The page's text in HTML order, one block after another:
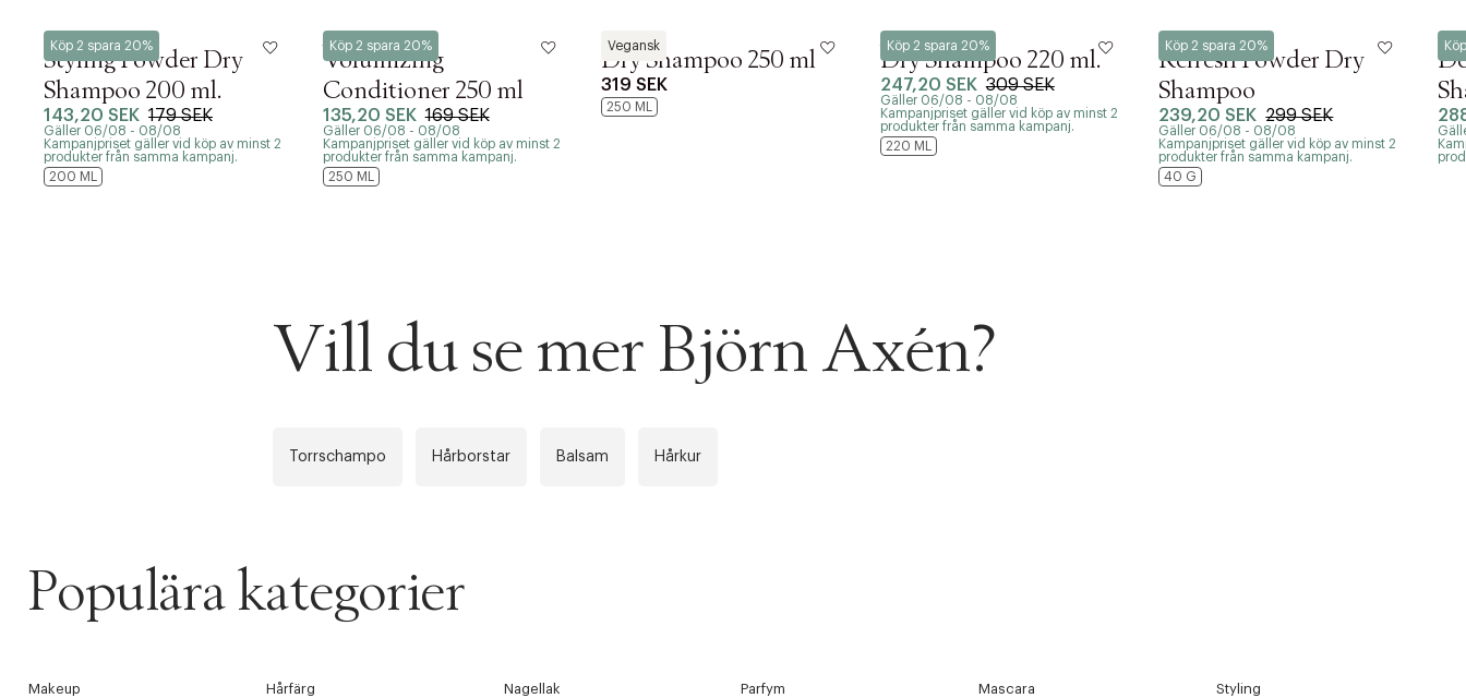
Köp 2 spara 20%
Björn Axén
Styling Powder Dry
Shampoo 200 ml.
143,20 SEK 179 SEK
Gäller 06/08 - 08/08
Kampanjpriset gäller vid köp av minst 2
produkter från samma kampanj.
200 ML
Köp 2 spara 20%
Björn Axén
Volumizing
Conditioner 250 ml
135,20 SEK 169 SEK
Gäller 06/08 - 08/08
Kampanjpriset gäller vid köp av minst 2
produkter från samma kampanj.
250 ML
Vegansk
Maria Nila
Dry Shampoo 250 ml
319 SEK
250 ML
Köp 2 spara 20%
GB by Gun-Britt
Dry Shampoo 220 ml.
247,20 SEK 309 SEK
Gäller 06/08 - 08/08
Kampanjpriset gäller vid köp av minst 2
produkter från samma kampanj.
220 ML
Köp 2 spara 20%
Hairlust
Refresh Powder Dry
Shampoo
239,20 SEK 299 SEK
Gäller 06/08 - 08/08
Kampanjpriset gäller vid köp av minst 2
produkter från samma kampanj.
40 G
Vill du se mer Björn Axén?
Torrschampo Hårborstar Balsam Hårkur
Populära kategorier
Makeup Hårfärg Nagellak Parfym Mascara Styling
WE CARE ABOUT PERSONAL DATA
Edit cookies
PRODUKTEN HITTADES TYVÄRR INTE